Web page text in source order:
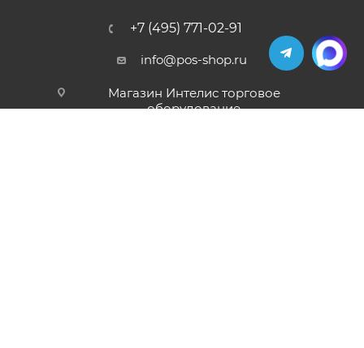
+7 (495) 771-02-91
info@pos-shop.ru
Магазин Интелис торговое
оборудование